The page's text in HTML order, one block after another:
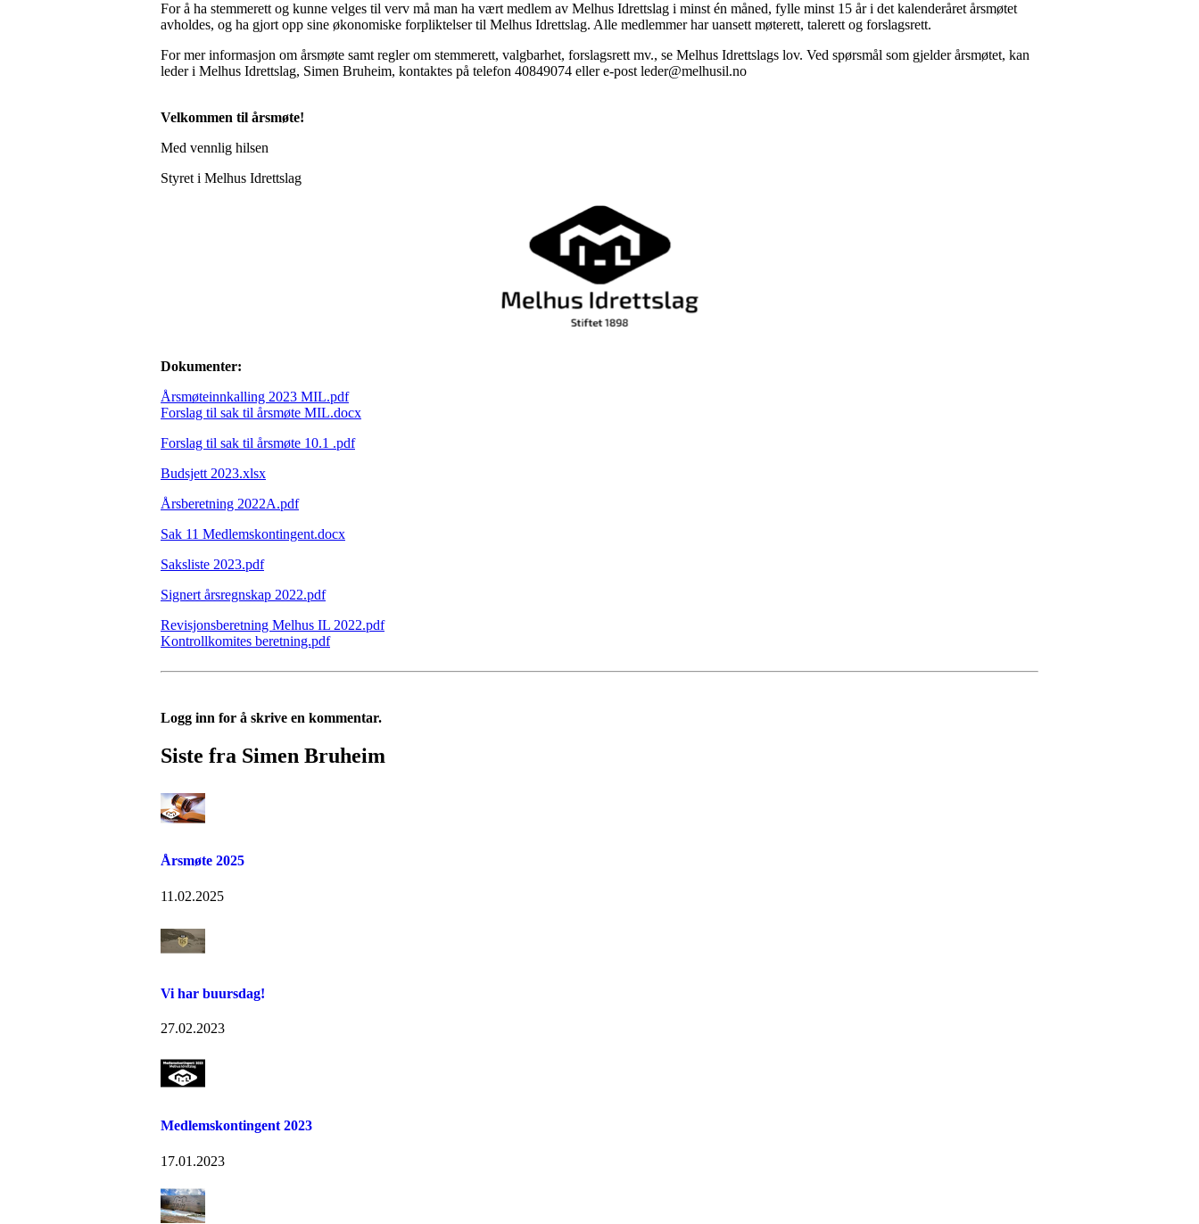
For å ha stemmerett og kunne velges til verv må man ha vært medlem av Melhus Idrettslag i minst én måned, fylle minst 15 år i det kalenderåret årsmøtet
avholdes, og ha gjort opp sine økonomiske forpliktelser til Melhus Idrettslag. Alle medlemmer har uansett møterett, talerett og forslagsrett.
For mer informasjon om årsmøte samt regler om stemmerett, valgbarhet, forslagsrett mv., se Melhus Idrettslags lov. Ved spørsmål som gjelder årsmøtet, kan
leder i Melhus Idrettslag, Simen Bruheim, kontaktes på telefon 40849074 eller e-post leder@melhusil.no
Velkommen til årsmøte!
Med vennlig hilsen
Styret i Melhus Idrettslag
Dokumenter:
Årsmøteinnkalling 2023 MIL.pdf
Forslag til sak til årsmøte MIL.docx
Forslag til sak til årsmøte 10.1 .pdf
Budsjett 2023.xlsx
Årsberetning 2022A.pdf
Sak 11 Medlemskontingent.docx
Saksliste 2023.pdf
Signert årsregnskap 2022.pdf
Revisjonsberetning Melhus IL 2022.pdf
Kontrollkomites beretning.pdf
Logg inn for å skrive en kommentar.
Siste fra Simen Bruheim
Årsmøte 2025
11.02.2025
Vi har buursdag!
27.02.2023
Medlemskontingent 2023
17.01.2023